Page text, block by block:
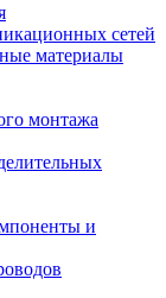
сетей
материалы
монтажа
и